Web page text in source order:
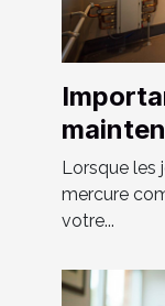
votre
et
Lorsque les
mercure
votre...